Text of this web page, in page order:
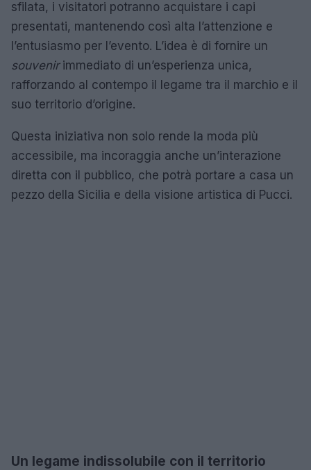
sfilata, i visitatori potranno acquistare i capi
presentati, mantenendo così alta l’attenzione e
l’entusiasmo per l’evento. L’idea è di fornire un
souvenirimmediato di un’esperienza unica,
rafforzando al contempo il legame tra il marchio e il
suo territorio d’origine.
Questa iniziativa non solo rende la moda più
accessibile, ma incoraggia anche un’interazione
diretta con il pubblico, che potrà portare a casa un
pezzo della Sicilia e della visione artistica di Pucci.
Un legame indissolubile con il territorio